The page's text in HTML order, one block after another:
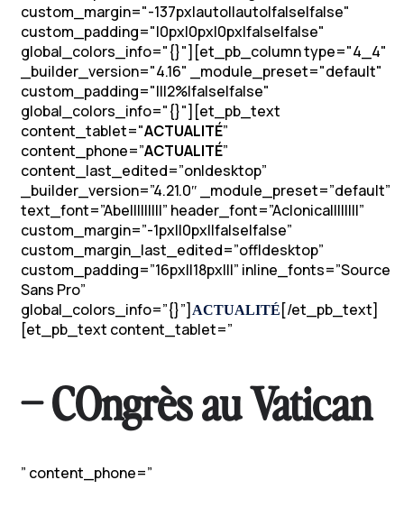
custom_margin="-137px|auto||auto|false|false"
custom_padding="|0px|0px|0px|false|false"
global_colors_info="{}"][et_pb_column type="4_4"
_builder_version="4.16" _module_preset="default"
custom_padding="|||2%|false|false"
global_colors_info="{}"][et_pb_text
content_tablet="ACTUALITÉ”
content_phone=”ACTUALITÉ”
content_last_edited=”on|desktop”
_builder_version=”4.21.0″ _module_preset=”default”
text_font=”Abel||||||||” header_font=”Aclonica||||||||”
custom_margin=”-1px||0px||false|false”
custom_margin_last_edited=”off|desktop”
custom_padding=”16px||18px|||” inline_fonts=”Source
Sans Pro”
global_colors_info=”{}”] ACTUALITÉ [/et_pb_text]
[et_pb_text content_tablet=”
– COngrès au Vatican
” content_phone=”